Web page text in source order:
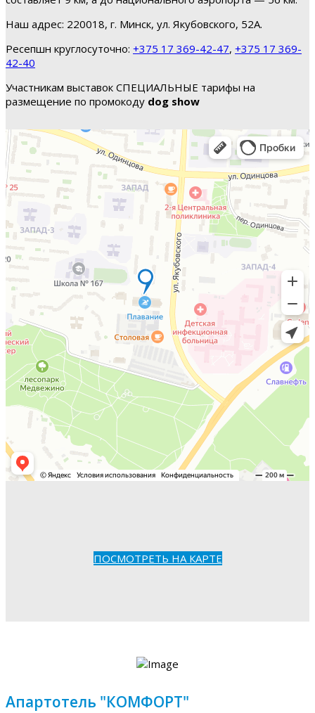
Наш адрес: 220018, г. Минск, ул. Якубовского, 52А.
Ресепшн круглосуточно: +375 17 369-42-47, +375 17 369-
42-40
Участникам выставок СПЕЦИАЛЬНЫЕ тарифы на
размещение по промокоду dog show
ПОСМОТРЕТЬ НА КАРТЕ
Апартотель "КОМФОРТ"